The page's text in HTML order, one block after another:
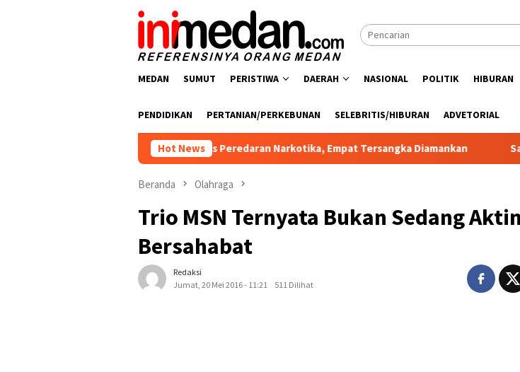
MEDAN SUMUT PERISTIWA DAERAH NASIONAL POLITIK HIBURAN
PENDIDIKAN PERTANIAN/PERKEBUNAN SELEBRITIS/HIBURAN ADVETORIAL
Hot News
Bara Ungkap Empat Kasus Peredaran Narkotika, Empat Tersangka Diamankan Satgas PRR
Beranda Olahraga
Trio MSN Ternyata Bukan Sedang
Bersahabat
Redaksi
Jumat, 20 Mei 2016 - 11:21
511 Dilihat